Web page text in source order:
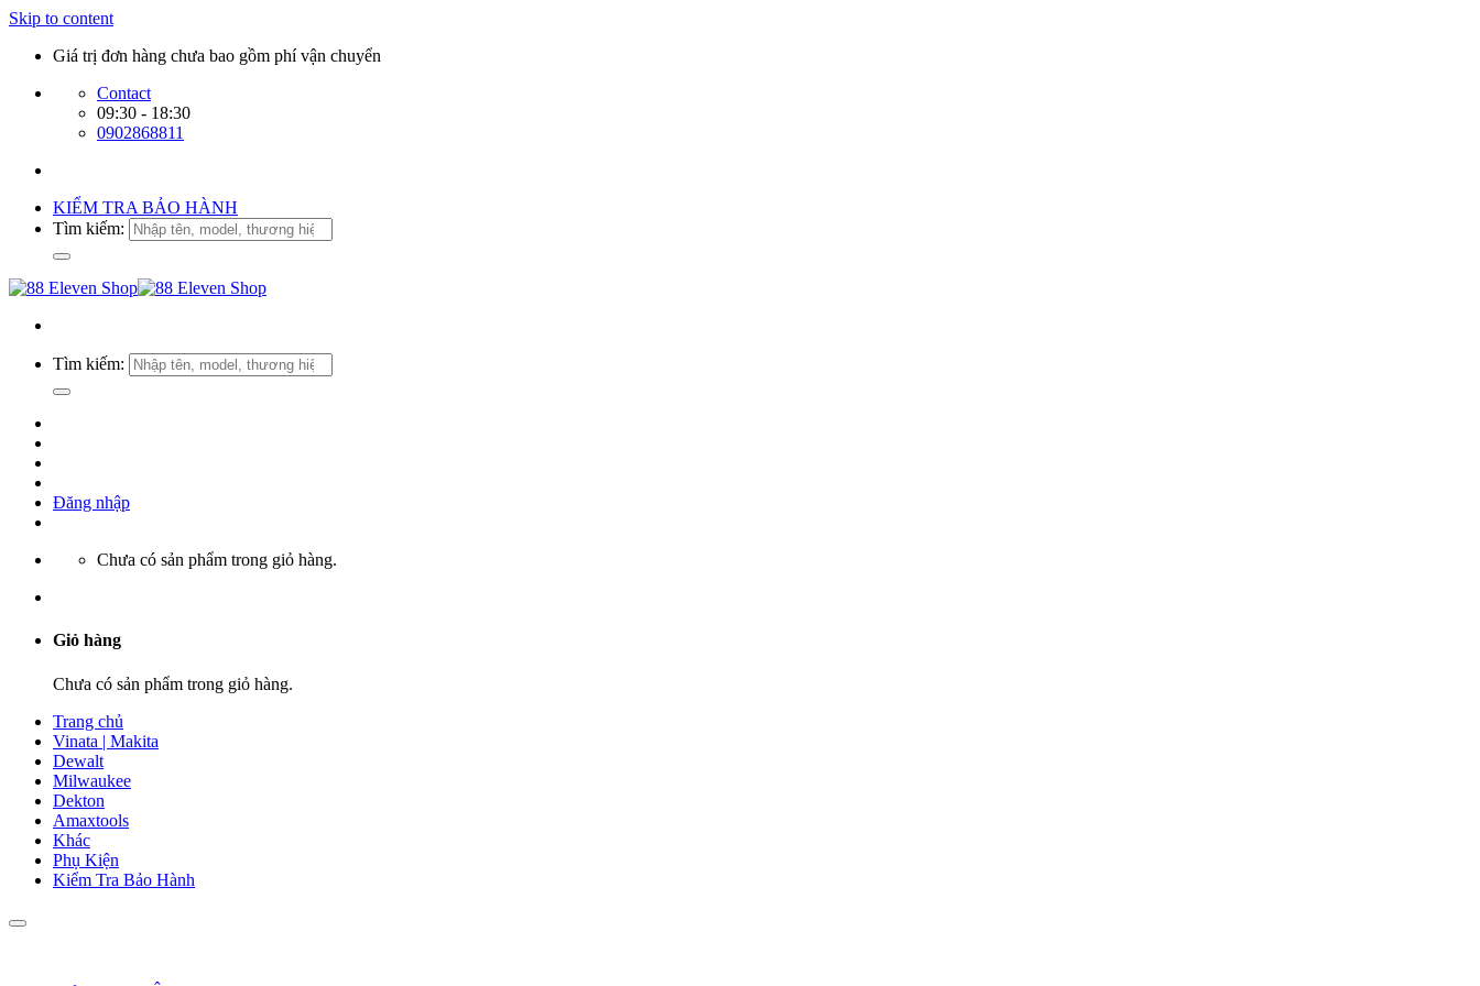
Skip to content
Giá trị đơn hàng chưa bao gồm phí vận chuyển
Contact
09:30 - 18:30
0902868811
KIỂM TRA BẢO HÀNH
Tìm kiếm:
Tìm kiếm:
Đăng nhập
Chưa có sản phẩm trong giỏ hàng.
Giỏ hàng
Chưa có sản phẩm trong giỏ hàng.
Trang chủ
Vinata | Makita
Dewalt
Milwaukee
Dekton
Amaxtools
Khác
Phụ Kiện
Kiểm Tra Bảo Hành